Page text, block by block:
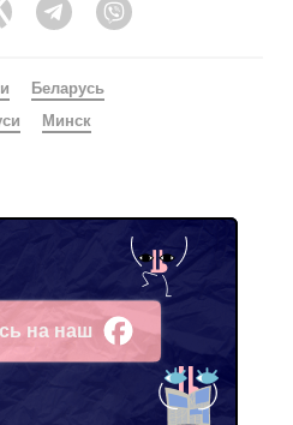
Twitter Telegram
Беларусь
Минск
на наш